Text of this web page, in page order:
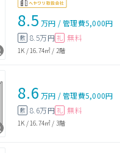
8.5 万円 /管理費5,000円
敷 8.5万円 礼 無料
1K /16.74㎡ / 2階
8.6 万円 /管理費5,000円
敷 8.6万円 礼 無料
1K / 16.74㎡ / 3階